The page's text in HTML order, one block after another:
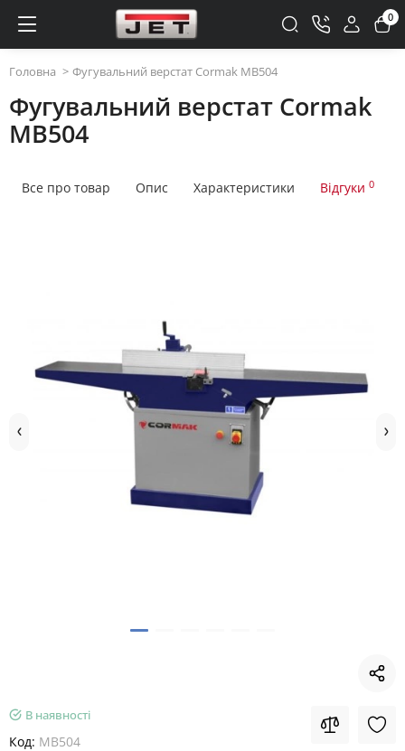
0
Головна Фугувальний верстат Cormak MB504
Фугувальний верстат Cormak
MB504
Все про товар Опис Характеристики Відгуки 0
В наявності
Код: MB504